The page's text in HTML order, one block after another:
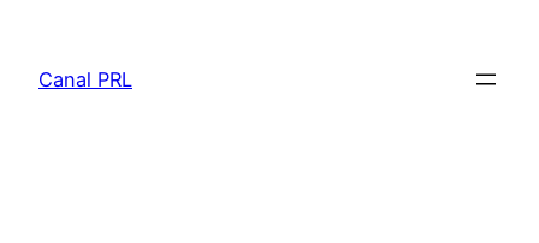
contenido
Canal PRL